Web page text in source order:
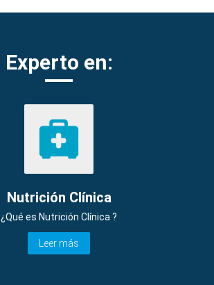
Experto en:
Nutrición Clínica
¿Qué es Nutrición Clínica ?
Leer más